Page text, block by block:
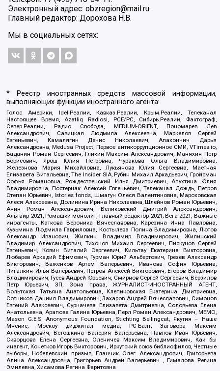
Электронный адрес: obzregion@mail.ru.
Главный редактор: Дорохова Н.В.
Мы в социальных сетях:
* Реестр иностранных средств массовой информации,
выполняющих функции иностранного агента:
Голос Америки, Idel.Реалии, Кавказ.Реалии, Крым.Реалии, Телеканал
Настоящее Время, Azatliq Radiosi, PCE/PC, Сибирь.Реалии, Фактограф,
Север.Реалии, Радио Свобода, MEDIUM-ORIENT, Пономарев Лев
Александрович, Савицкая Людмила Алексеевна, Маркелов Сергей
Евгеньевич, Камалягин Денис Николаевич, Апахончич Дарья
Александровна, Medusa Project, Первое антикоррупционное СМИ, VTimes.io,
Баданин Роман Сергеевич, Гликин Максим Александрович, Маняхин Петр
Борисович, Ярош Юлия Петровна, Чуракова Ольга Владимировна,
Железнова Мария Михайловна, Лукьянова Юлия Сергеевна, Маетная
Елизавета Витальевна, The Insider SIA, Рубин Михаил Аркадьевич, Гройсман
Софья Романовна, Рождественский Илья Дмитриевич, Апухтина Юлия
Владимировна, Постернак Алексей Евгеньевич, Телеканал Дождь, Петров
Степан Юрьевич, Istories fonds, Шмагун Олеся Валентиновна, Мароховская
Алеся Алексеевна, Долинина Ирина Николаевна, Шлейнов Роман Юрьевич,
Анин Роман Александрович, Великовский Дмитрий Александрович,
Альтаир 2021, Ромашки монолит, Главный редактор 2021, Вега 2021, Важные
иноагенты, Каткова Вероника Вячеславовна, Карезина Инна Павловна,
Кузьмина Людмила Гавриловна, Костылева Полина Владимировна, Лютов
Александр Иванович, Жилкин Владимир Владимирович, Жилинский
Владимир Александрович, Тихонов Михаил Сергеевич, Пискунов Сергей
Евгеньевич, Ковин Виталий Сергеевич, Кильтау Екатерина Викторовна,
Любарев Аркадий Ефимович, Гурман Юрий Альбертович, Грезев Александр
Викторович, Важенков Артем Валерьевич, Иванова София Юрьевна,
Пигалкин Илья Валерьевич, Петров Алексей Викторович, Егоров Владимир
Владимирович, Гусев Андрей Юрьевич, Смирнов Сергей Сергеевич, Верзилов
Петр Юрьевич, ЗП, Зона права, ЖУРНАЛИСТ-ИНОСТРАННЫЙ АГЕНТ,
Вольтская Татьяна Анатольевна, Клепиковская Екатерина Дмитриевна,
Сотников Даниил Владимирович, Захаров Андрей Вячеславович, Симонов
Евгений Алексеевич, Сурначева Елизавета Дмитриевна, Соловьева Елена
Анатольевна, Арапова Галина Юрьевна, Перл Роман Александрович, МЕМО,
Mason G.E.S. Anonymous Foundation, Stichting Bellingcat, Якутия – Наше
Мнение, Москоу диджитал медиа, РС-Балт, Заговора Максим
Александрович, Ветошкина Валерия Валерьевна, Павлов Иван Юрьевич,
Скворцова Елена Сергеевна, Оленичев Максим Владимирович, Как бы
инагент, Кочетков Игорь Викторович, Иркутский союз библиофилов, Честные
выборы, Нобелевский призыв, Еланчик Олег Александрович, Григорьева
Алина Александровна, Григорьев Андрей Валерьевич , Гималова Регина
Эмилевна, Хисамова Регина Фаритовна